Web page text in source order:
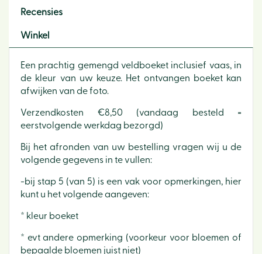
Recensies
Winkel
Een prachtig gemengd veldboeket inclusief vaas, in
de kleur van uw keuze. Het ontvangen boeket kan
afwijken van de foto.
Verzendkosten €8,50 (vandaag besteld =
eerstvolgende werkdag bezorgd)
Bij het afronden van uw bestelling vragen wij u de
volgende gegevens in te vullen:
-bij stap 5 (van 5) is een vak voor opmerkingen, hier
kunt u het volgende aangeven:
* kleur boeket
* evt andere opmerking (voorkeur voor bloemen of
bepaalde bloemen juist niet)